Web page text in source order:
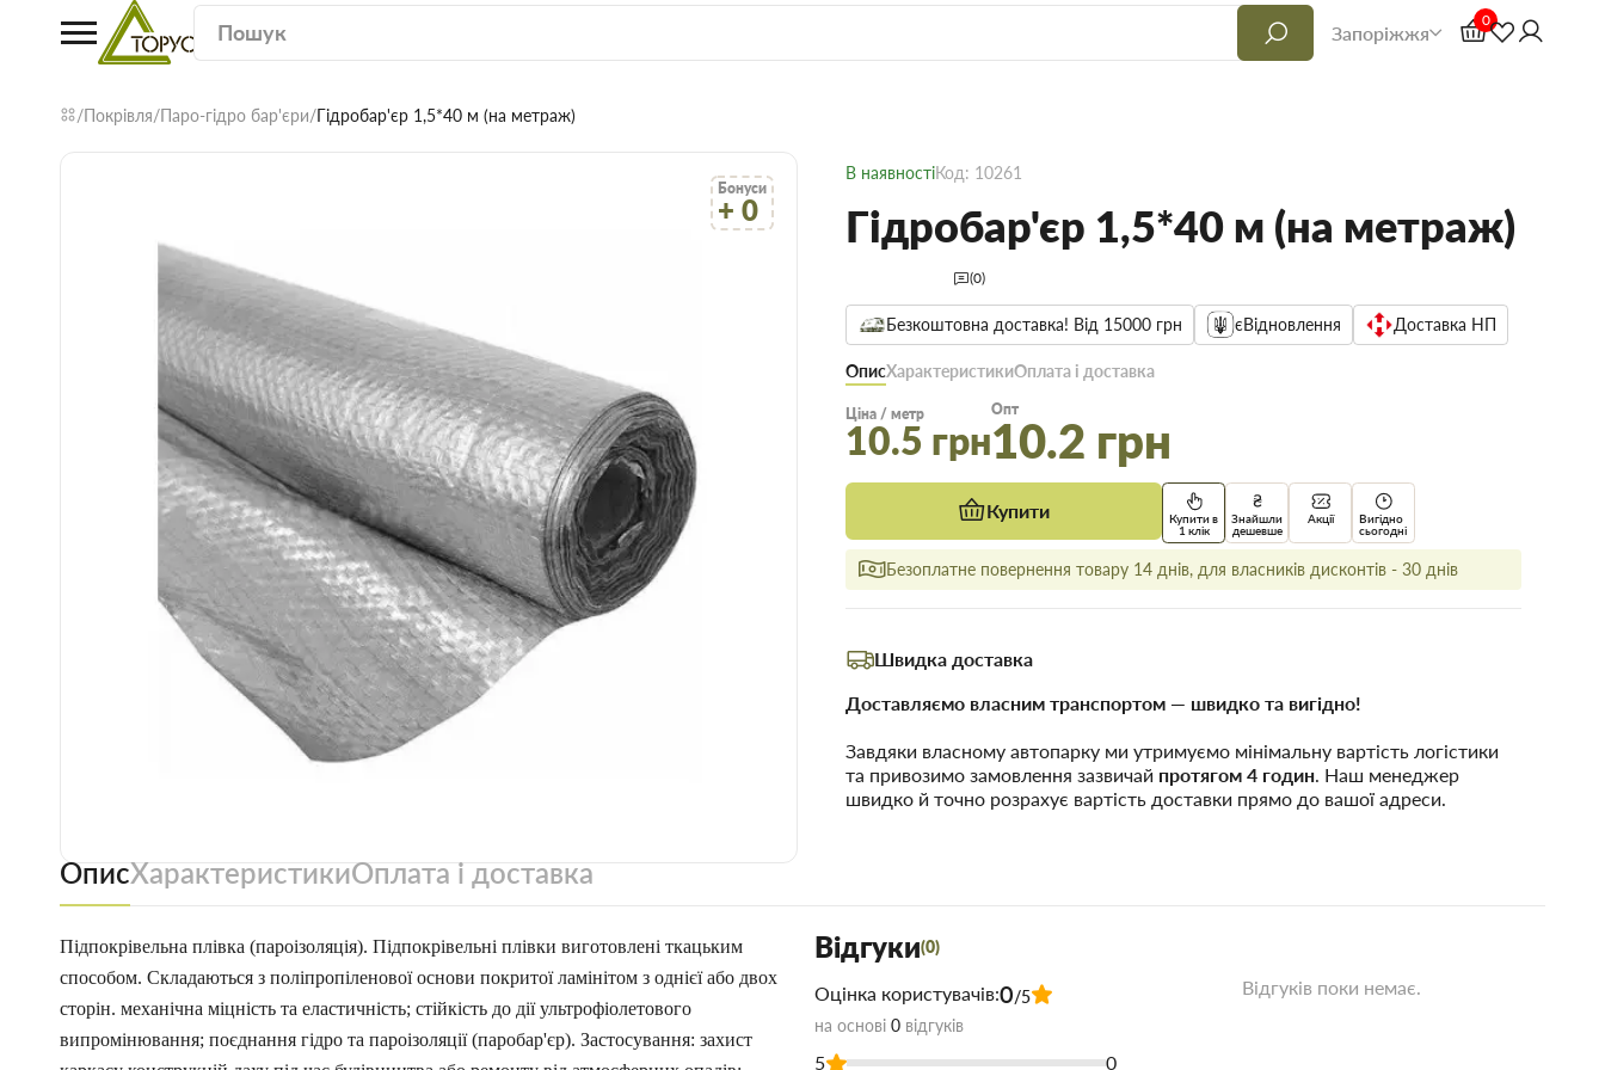
Запоріжжя
0
Покрівля Паро-гідро бар'єри Гідробар'єр 1,5*40 м (на метраж)
Бонуси
+ 0
В наявностіКод: 10261
Гідробар'єр 1,5*40 м (на метраж)
(0)
Безкоштовна доставка! Від 15000 грн єВідновлення Доставка НП
ОписХарактеристикиОплата і доставка
Ціна / метр
10.5 грн
Опт
10.2 грн
Купити
Купити в
1 клік
Знайшли
дешевше
Акції
Вигідно
сьогодні
Безоплатне повернення товару 14 днів, для власників дисконтів - 30 днів
Швидка доставка
Доставляємо власним транспортом — швидко та вигідно!
Завдяки власному автопарку ми утримуємо мінімальну вартість логістики
та привозимо замовлення зазвичай протягом 4 годин. Наш менеджер
швидко й точно розрахує вартість доставки прямо до вашої адреси.
ОписХарактеристикиОплата і доставка
Підпокрівельна плівка (пароізоляція). Підпокрівельні плівки виготовлені ткацьким
способом. Складаються з поліпропіленової основи покритої ламінітом з однієї або двох
сторін. механічна міцність та еластичність; стійкість до дії ультрофіолетового
випромінювання; поєднання гідро та пароізоляції (паробар'єр). Застосування: захист
Відгуки(0)
Оцінка користувачів:0/5
на основі 0 відгуків
5
0
Відгуків поки немає.